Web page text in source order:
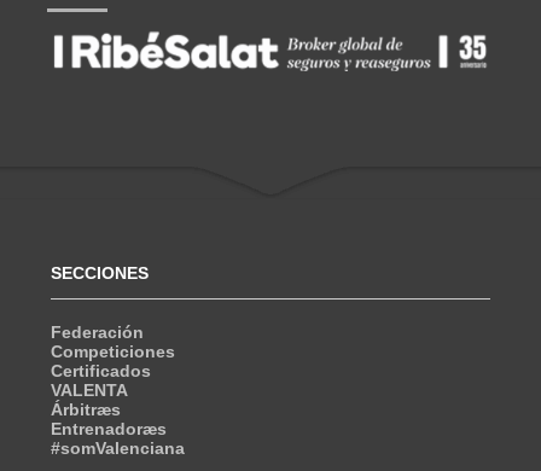
SECCIONES
Federación
Competiciones
Certificados
VALENTA
Árbitræs
Entrenadoræs
#somValenciana